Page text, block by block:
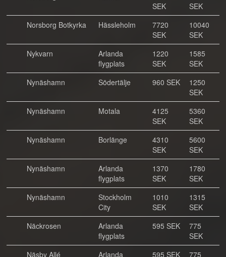
SEK
SEK
Norsborg Botkyrka
Hässleholm
7720
SEK
10040
SEK
Nykvarn
Arlanda
flygplats
1220
SEK
1585
SEK
Nynäshamn
Södertälje 960 SEK
1250
SEK
Nynäshamn
Motala
4125
SEK
5360
SEK
Nynäshamn
Borlänge
4310
SEK
5600
SEK
Nynäshamn
Arlanda
flygplats
1370
SEK
1780
SEK
Nynäshamn
Stockholm
City
1010
SEK
1315
SEK
Näckrosen
Arlanda
flygplats
595 SEK
775
SEK
Näsby Allé
Arlanda
595 SEK
775